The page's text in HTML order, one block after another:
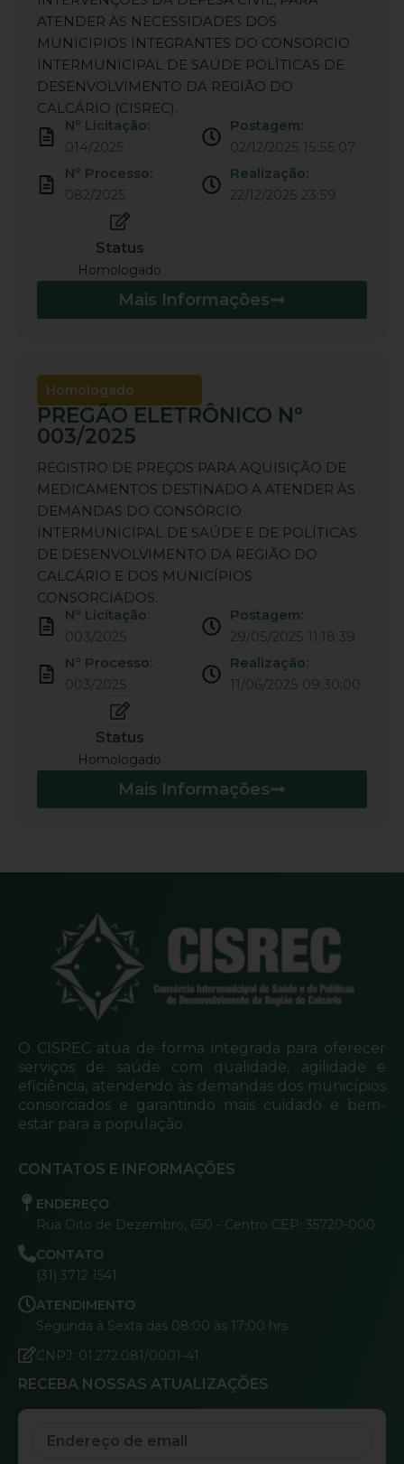
ATENDER ÀS NECESSIDADES DOS
MUNICIPIOS INTEGRANTES DO CONSORCIO
INTERMUNICIPAL DE SAÚDE POLÌTICAS DE
DESENVOLVIMENTO DA REGIÃO DO
CALCÁRIO (CISREC).
Nº Licitação:
014/2025
Nº Processo:
082/2025
Postagem:
02/12/2025 15:55:07
Realização:
22/12/2025 23:59
Status
Homologado
Mais Informações
Homologado
PREGÃO ELETRÔNICO Nº
003/2025
REGISTRO DE PREÇOS PARA AQUISIÇÃO DE
MEDICAMENTOS DESTINADO A ATENDER ÀS
DEMANDAS DO CONSÓRCIO
INTERMUNICIPAL DE SAÚDE E DE POLÍTICAS
DE DESENVOLVIMENTO DA REGIÃO DO
CALCÁRIO E DOS MUNICÍPIOS
CONSORCIADOS.
Nº Licitação:
003/2025
Nº Processo:
003/2025
Postagem:
29/05/2025 11:18:39
Realização:
11/06/2025 09:30:00
Status
Homologado
Mais Informações
O CISREC atua de forma integrada para oferecer
serviços de saúde com qualidade, agilidade e
eficiência, atendendo às demandas dos municípios
consorciados e garantindo mais cuidado e bem-
estar para a população.
CONTATOS E INFORMAÇÕES
ENDEREÇO
Rua Oito de Dezembro, 650 - Centro CEP: 35720-000
CONTATO
(31) 3712 1541
ATENDIMENTO
Segunda à Sexta das 08:00 às 17:00 hrs
CNPJ: 01.272.081/0001-41
RECEBA NOSSAS ATUALIZAÇÕES